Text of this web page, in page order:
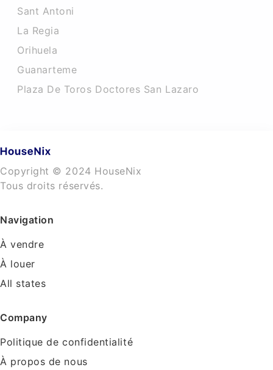
Sant Antoni
La Regia
Orihuela
Guanarteme
Plaza De Toros Doctores San Lazaro
Copyright © 2024 HouseNix
Tous droits réservés.
Navigation
À vendre
À louer
All states
Company
Politique de confidentialité
À propos de nous